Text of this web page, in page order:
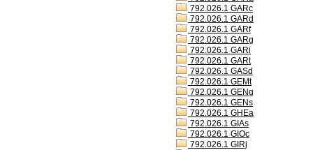
792.026.1 GARc
792.026.1 GARd
792.026.1 GARf
792.026.1 GARg
792.026.1 GARi
792.026.1 GARt
792.026.1 GASd
792.026.1 GEMt
792.026.1 GENg
792.026.1 GENs
792.026.1 GHEa
792.026.1 GIAs
792.026.1 GIOc
792.026.1 GIRj